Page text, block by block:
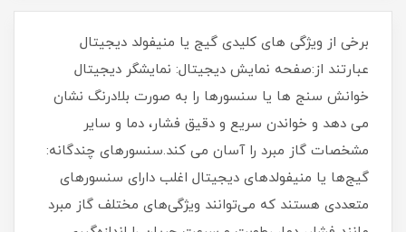
برخی از ویژگی های کلیدی گیج یا منیفولد دیجیتال
عبارتند از:صفحه نمایش دیجیتال: نمایشگر دیجیتال
خوانش سنج ها یا سنسورها را به صورت بلادرنگ نشان
می دهد و خواندن سریع و دقیق فشار، دما و سایر
مشخصات گاز مبرد را آسان می کند.سنسورهای چندگانه:
گیج‌ها یا منیفولدهای دیجیتال اغلب دارای سنسورهای
متعددی هستند که می‌توانند ویژگی‌های مختلف گاز مبرد